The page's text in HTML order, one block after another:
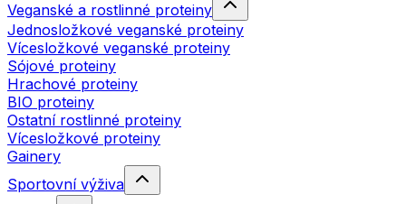
Veganské a rostlinné proteiny
Jednosložkové veganské proteiny
Vícesložkové veganské proteiny
Sójové proteiny
Hrachové proteiny
BIO proteiny
Ostatní rostlinné proteiny
Vícesložkové proteiny
Gainery
Sportovní výživa